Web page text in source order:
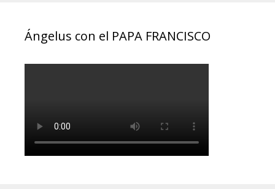
Ángelus con el PAPA FRANCISCO